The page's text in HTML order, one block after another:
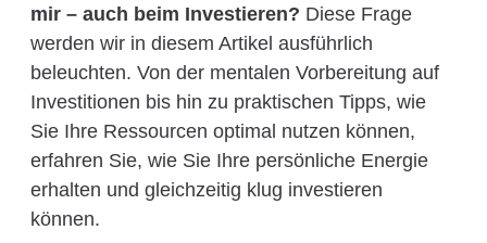
mir – auch beim Investieren? Diese Frage
werden wir in diesem Artikel ausführlich
beleuchten. Von der mentalen Vorbereitung auf
Investitionen bis hin zu praktischen Tipps, wie
Sie Ihre Ressourcen optimal nutzen können,
erfahren Sie, wie Sie Ihre persönliche Energie
erhalten und gleichzeitig klug investieren
können.